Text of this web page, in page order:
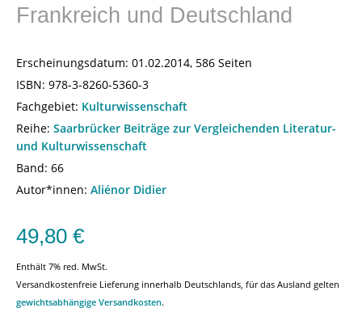
Frankreich und Deutschland
Erscheinungsdatum: 01.02.2014, 586 Seiten
ISBN: 978-3-8260-5360-3
Fachgebiet: Kulturwissenschaft
Reihe: Saarbrücker Beiträge zur Vergleichenden Literatur-
und Kulturwissenschaft
Band: 66
Autor*innen: Aliénor Didier
49,80 €
Enthält 7% red. MwSt.
Versandkostenfreie Lieferung innerhalb Deutschlands, für das Ausland gelten
gewichtsabhängige Versandkosten.